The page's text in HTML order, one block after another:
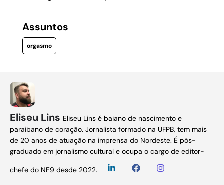
Assuntos
orgasmo
Eliseu Lins Eliseu Lins é baiano de nascimento e
paraibano de coração. Jornalista formado na UFPB, tem mais
de 20 anos de atuação na imprensa do Nordeste. É pós-
graduado em jornalismo cultural e ocupa o cargo de editor-
chefe do NE9 desde 2022.